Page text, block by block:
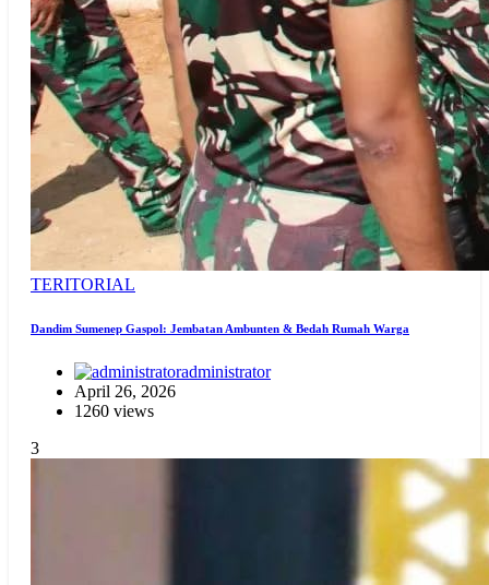
TERITORIAL
Dandim Sumenep Gaspol: Jembatan Ambunten & Bedah Rumah Warga
administrator
April 26, 2026
1260 views
3